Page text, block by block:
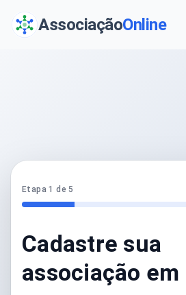
AssociaçãoOnline
Etapa 1 de 5
Cadastre sua
associação